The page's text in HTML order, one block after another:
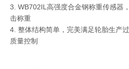
3. WB702IL高强度合金钢称重传感器
击称重
4. 整体结构简单，完美满足轮胎生产
质量控制